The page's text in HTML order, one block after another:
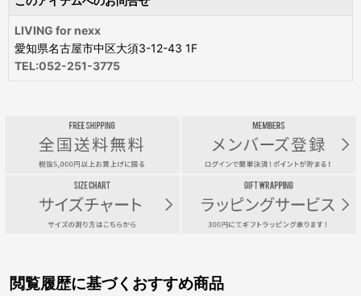
LIVING for nexx
愛知県名古屋市中区大須3-12-43 1F
TEL:052-251-3775
閲覧履歴に基づくおすすめ商品